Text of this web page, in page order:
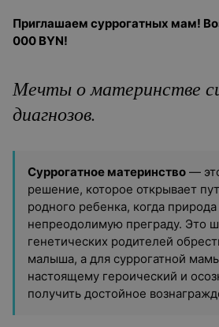
Приглашаем суррогатных мам!
000 BYN!
Мечты о материнстве
диагнозов.
Суррогатное материнство —
решение, которое открывает
родного ребенка, когда природа
непреодолимую преграду. Это
генетических родителей
малыша, а для суррогатной
настоящему героический и
получить достойное